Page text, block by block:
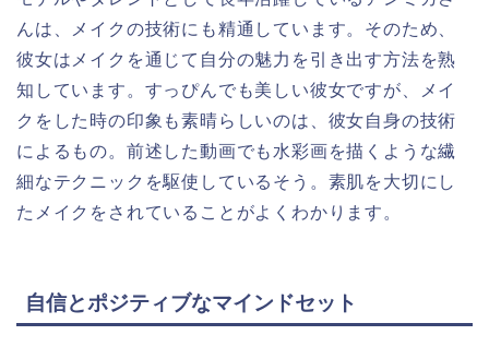
んは、メイクの技術にも精通しています。そのため、
彼女はメイクを通じて自分の魅力を引き出す方法を熟
知しています。すっぴんでも美しい彼女ですが、メイ
クをした時の印象も素晴らしいのは、彼女自身の技術
によるもの。前述した動画でも水彩画を描くような繊
細なテクニックを駆使しているそう。素肌を大切にし
たメイクをされていることがよくわかります。
自信とポジティブなマインドセット